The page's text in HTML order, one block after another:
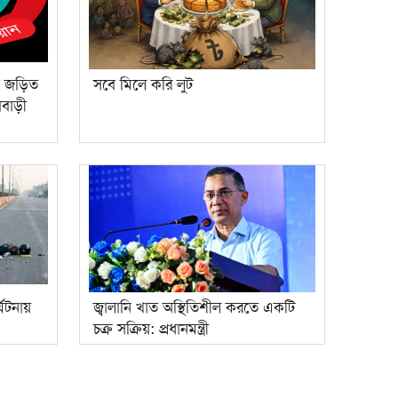
জড়িত
সবে মিলে করি লুট
জ্বালানি খাত অস্থিতিশীল করতে একটি
চক্র সক্রিয়: প্রধানমন্ত্রী